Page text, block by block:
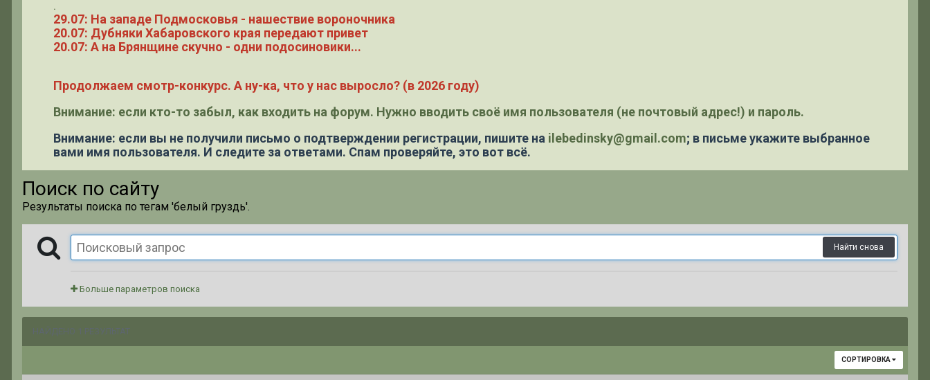
.
29.07: На западе Подмосковья - нашествие вороночника
20.07: Дубняки Хабаровского края передают привет
20.07: А на Брянщине скучно - одни подосиновики...
Продолжаем смотр-конкурс. А ну-ка, что у нас выросло? (в 2026 году)
Внимание: если кто-то забыл, как входить на форум. Нужно вводить своё имя пользователя (не почтовый адрес!) и пароль.
Внимание: если вы не получили письмо о подтверждении регистрации, пишите на ilebedinsky@gmail.com; в письме укажите выбранное
вами имя пользователя. И следите за ответами. Спам проверяйте, это вот всё.
Поиск по сайту
Результаты поиска по тегам 'белый груздь'.
Найти снова
Больше параметров поиска
НАЙДЕНО 1 РЕЗУЛЬТАТ
СОРТИРОВКА